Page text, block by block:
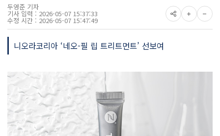
두영준 기자
기사 입력 : 2026-05-07 15:37:33
수정 시간 : 2026-05-07 15:47:49
니오라코리아 ‘네오-필 립 트리트먼트’ 선보여